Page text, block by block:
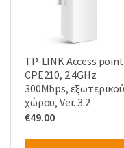
TP-LINK Access point
CPE210, 2.4GHz
300Mbps, εξωτερικού
χώρου, Ver. 3.2
€49.00